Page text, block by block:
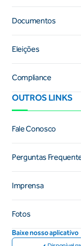
Documentos
Eleições
Compliance
OUTROS LINKS
Fale Conosco
Perguntas
Imprensa
Fotos
Baixe nosso aplicativo